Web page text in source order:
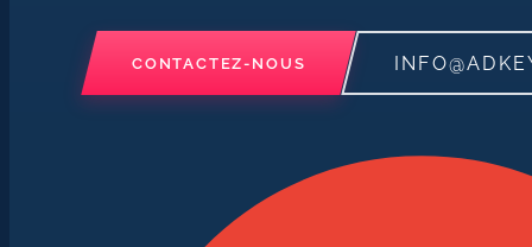
CONTACTEZ-NOUS